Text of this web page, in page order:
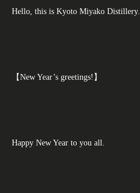
Hello, this is Kyoto Miyako Distillery.
【New Year’s greetings!】
Happy New Year to you all.